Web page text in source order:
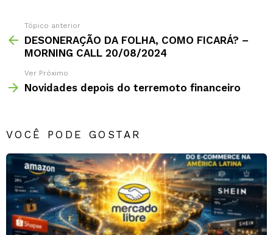
Tópico anterior
DESONERAÇÃO DA FOLHA, COMO FICARÁ? –
MORNING CALL 20/08/2024
Ver Próximo
Novidades depois do terremoto financeiro
VOCÊ PODE GOSTAR